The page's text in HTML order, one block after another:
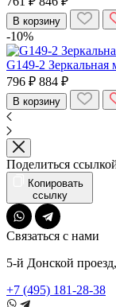
В корзину
-10%
G149-2
796 ₽ 884 ₽
В корзину
Поделиться
Копировать
ссылку
Связаться с нами
5-й Донской
+7 (495) 181-28-38